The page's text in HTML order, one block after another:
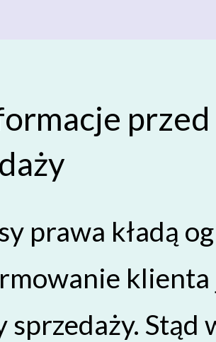
prawa kładą
klienta
sprzedaży. Stąd